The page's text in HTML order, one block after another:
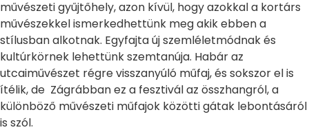
művészeti gyűjtőhely, azon kívül, hogy azokkal a kortárs
művészekkel ismerkedhettünk meg akik ebben a
stílusban alkotnak. Egyfajta új szemléletmódnak és
kultúrkörnek lehettünk szemtanúja. Habár az
utcaiművészet régre visszanyúló műfaj, és sokszor el is
ítélik, de Zágrábban ez a fesztivál az összhangról, a
különböző művészeti műfajok közötti gátak lebontásáról
is szól.